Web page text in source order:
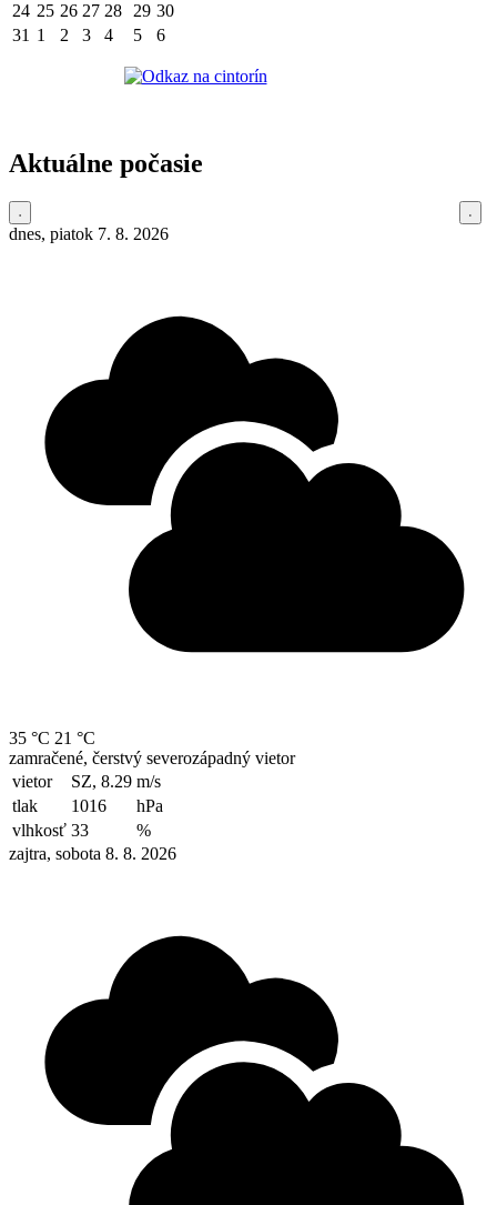
24 25 26 27 28 29 30
31 1 2 3 4 5 6
Aktuálne počasie
dnes, piatok 7. 8. 2026
35 °C 21 °C
zamračené, čerstvý severozápadný vietor
vietor
SZ, 8.29 m/s
tlak
1016
hPa
vlhkosť 33
%
zajtra, sobota 8. 8. 2026